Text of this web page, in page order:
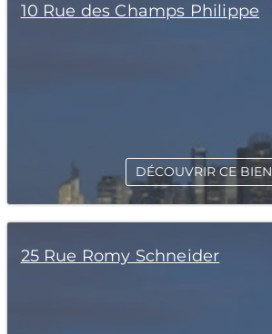
10 Rue des Champs Philippe
DÉCOUVRIR CE BIEN
25 Rue Romy Schneider